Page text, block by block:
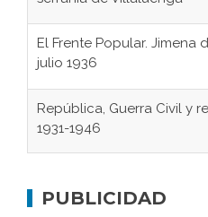
Don Perafán de Ribera y
PUBLICIDAD